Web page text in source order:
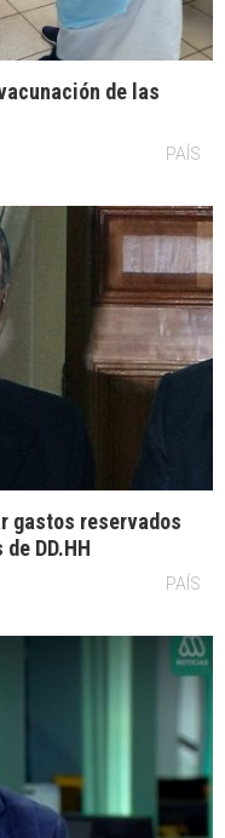
de las
PAÍS
gastos reservados
DD.HH
PAÍS